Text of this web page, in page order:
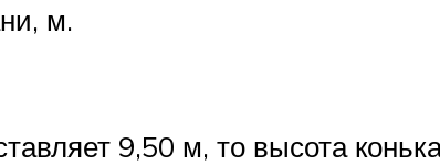
м.
9,50 м, то высота